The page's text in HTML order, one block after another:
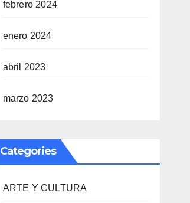
febrero 2024
enero 2024
abril 2023
marzo 2023
Categories
ARTE Y CULTURA